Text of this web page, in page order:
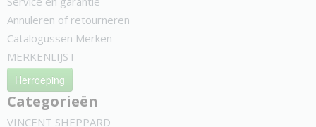
Annuleren of retourneren
Catalogussen Merken
MERKENLIJST
Herroeping
Categorieën
VINCENT SHEPPARD